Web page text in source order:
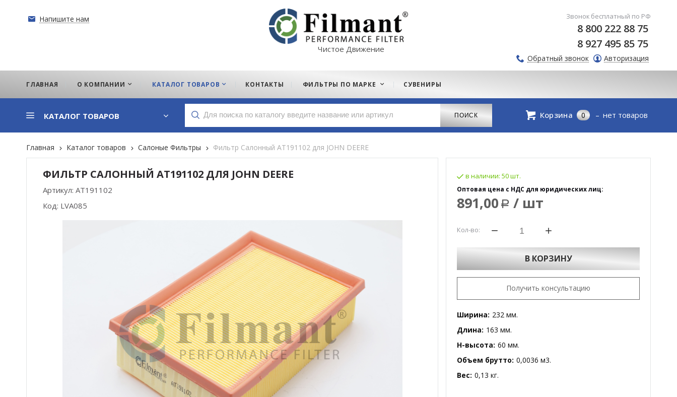
Напишите нам
Чистое Движение
Звонок бесплатный по РФ
8 800 222 88 75
8 927 495 85 75
Обратный звонок Авторизация
ГЛАВНАЯ О КОМПАНИИ КАТАЛОГ ТОВАРОВ КОНТАКТЫ ФИЛЬТРЫ ПО МАРКЕ СУВЕНИРЫ
КАТАЛОГ ТОВАРОВ Корзина 0 нет товаров
Главная Каталог товаров Салоные Фильтры Фильтр Салонный AT191102 для JOHN DEERE
ФИЛЬТР САЛОННЫЙ AT191102 ДЛЯ JOHN DEERE
Артикул: AT191102
Код: LVA085
в наличии:50 шт.
Оптовая цена с НДС для юридических лиц:
891,00 Р / шт
Кол-во:
В КОРЗИНУ
Получить консультацию
Ширина: 232 мм.
Длина: 163 мм.
H-высота: 60 мм.
Объем брутто: 0,0036 м3.
Вес: 0,13 кг.